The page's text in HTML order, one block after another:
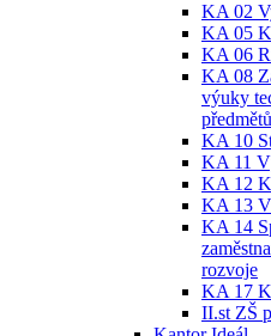
KA 02
KA 05
KA 06
KA 08
výuky
předmětů
KA 10
KA 11
KA 12
KA 13
KA 14
rozvoje
KA 17
II.st ZŠ